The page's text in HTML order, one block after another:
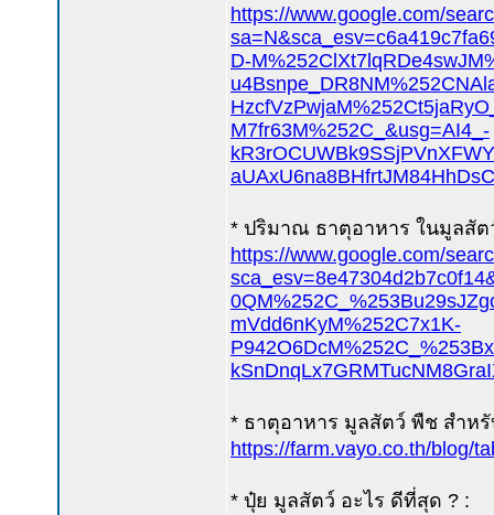
https://www.google.com/
D-
M7fr63M%252C_&usg=AI4_-
* ปริมาณ ธาตุอาหาร ในมูลสัต
https://www.google.com/
mVdd6nKyM%252C7x1K-
* ธาตุอาหาร มูลสัตว์ พืช สำห
https://farm.vayo.co.th/blog/
* ปุ๋ย มูลสัตว์ อะไร ดีที่สุด ? :